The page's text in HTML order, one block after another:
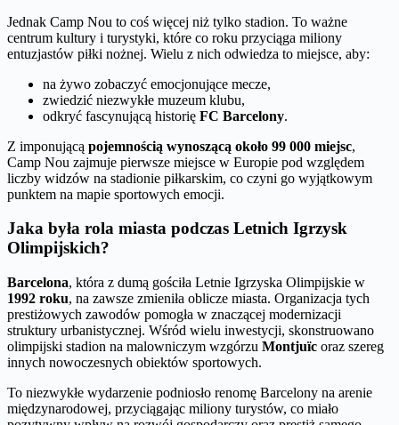
Jednak Camp Nou to coś więcej niż tylko stadion. To ważne
centrum kultury i turystyki, które co roku przyciąga miliony
entuzjastów piłki nożnej. Wielu z nich odwiedza to miejsce, aby:
na żywo zobaczyć emocjonujące mecze,
zwiedzić niezwykłe muzeum klubu,
odkryć fascynującą historię FC Barcelony.
Z imponującą pojemnością wynoszącą około 99 000 miejsc,
Camp Nou zajmuje pierwsze miejsce w Europie pod względem
liczby widzów na stadionie piłkarskim, co czyni go wyjątkowym
punktem na mapie sportowych emocji.
Jaka była rola miasta podczas Letnich Igrzysk
Olimpijskich?
Barcelona, która z dumą gościła Letnie Igrzyska Olimpijskie w
1992 roku, na zawsze zmieniła oblicze miasta. Organizacja tych
prestiżowych zawodów pomogła w znaczącej modernizacji
struktury urbanistycznej. Wśród wielu inwestycji, skonstruowano
olimpijski stadion na malowniczym wzgórzu Montjuïc oraz szereg
innych nowoczesnych obiektów sportowych.
To niezwykłe wydarzenie podniosło renomę Barcelony na arenie
międzynarodowej, przyciągając miliony turystów, co miało